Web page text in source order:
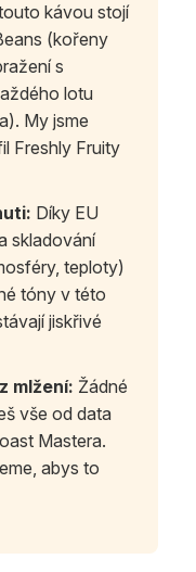
kávou stojí
(kořeny
s
lotu
My jsme
Freshly Fruity
Díky EU
skladování
teploty)
tóny v této
jiskřivé
mlžení: Žádné
vše od data
Mastera.
abys to